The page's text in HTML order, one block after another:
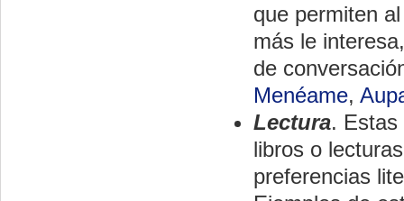
que permiten
más le
de
Menéame,
Lectura. Estas
libros o
preferencias